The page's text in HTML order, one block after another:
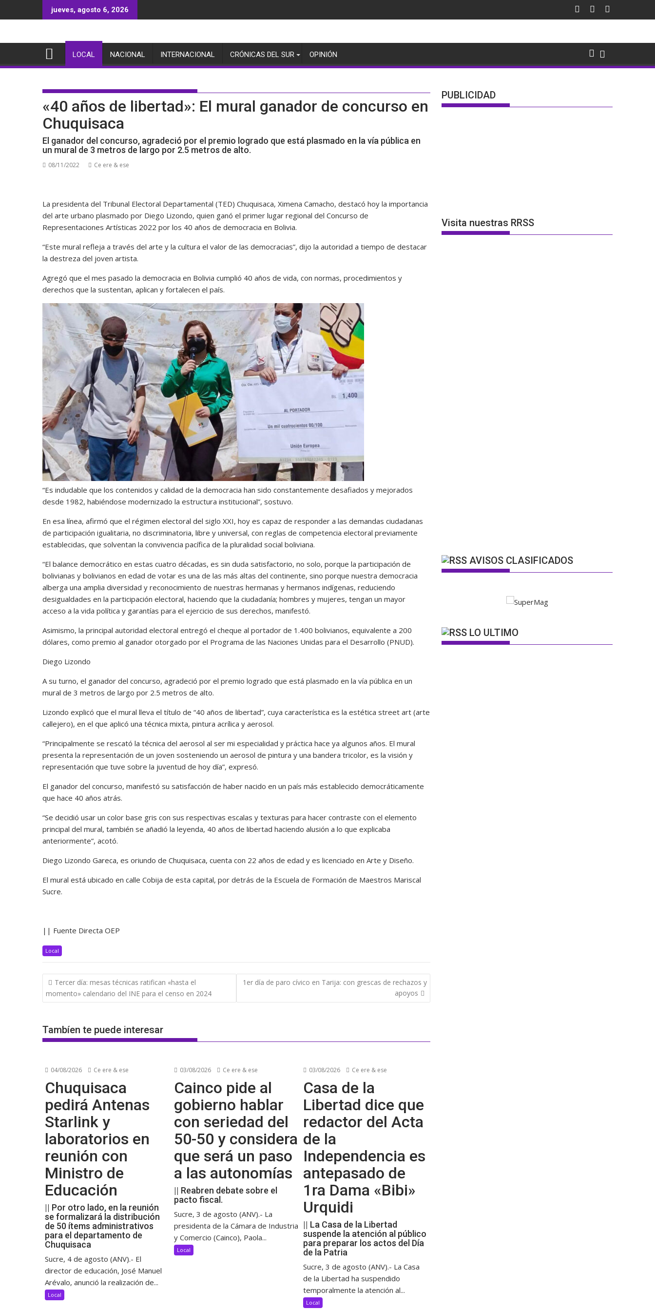
al
jueves, agosto 6, 2026
LOCAL NACIONAL INTERNACIONAL CRÓNICAS DEL SUR OPINIÓN
«40 años de libertad»: El mural ganador de concurso en
Chuquisaca
El ganador del concurso, agradeció por el premio logrado que está plasmado en la vía pública en
un mural de 3 metros de largo por 2.5 metros de alto.
08/11/2022 Ce ere & ese
La presidenta del Tribunal Electoral Departamental (TED) Chuquisaca, Ximena Camacho, destacó hoy la importancia
del arte urbano plasmado por Diego Lizondo, quien ganó el primer lugar regional del Concurso de
Representaciones Artísticas 2022 por los 40 años de democracia en Bolivia.
“Este mural refleja a través del arte y la cultura el valor de las democracias”, dijo la autoridad a tiempo de destacar
la destreza del joven artista.
Agregó que el mes pasado la democracia en Bolivia cumplió 40 años de vida, con normas, procedimientos y
derechos que la sustentan, aplican y fortalecen el país.
“Es indudable que los contenidos y calidad de la democracia han sido constantemente desafiados y mejorados
desde 1982, habiéndose modernizado la estructura institucional”, sostuvo.
En esa línea, afirmó que el régimen electoral del siglo XXI, hoy es capaz de responder a las demandas ciudadanas
de participación igualitaria, no discriminatoria, libre y universal, con reglas de competencia electoral previamente
establecidas, que solventan la convivencia pacífica de la pluralidad social boliviana.
“El balance democrático en estas cuatro décadas, es sin duda satisfactorio, no solo, porque la participación de
bolivianas y bolivianos en edad de votar es una de las más altas del continente, sino porque nuestra democracia
alberga una amplia diversidad y reconocimiento de nuestras hermanas y hermanos indígenas, reduciendo
desigualdades en la participación electoral, haciendo que la ciudadanía; hombres y mujeres, tengan un mayor
acceso a la vida política y garantías para el ejercicio de sus derechos, manifestó.
Asimismo, la principal autoridad electoral entregó el cheque al portador de 1.400 bolivianos, equivalente a 200
dólares, como premio al ganador otorgado por el Programa de las Naciones Unidas para el Desarrollo (PNUD).
Diego Lizondo
A su turno, el ganador del concurso, agradeció por el premio logrado que está plasmado en la vía pública en un
mural de 3 metros de largo por 2.5 metros de alto.
Lizondo explicó que el mural lleva el título de “40 años de libertad”, cuya característica es la estética street art (arte
callejero), en el que aplicó una técnica mixta, pintura acrílica y aerosol.
“Principalmente se rescató la técnica del aerosol al ser mi especialidad y práctica hace ya algunos años. El mural
presenta la representación de un joven sosteniendo un aerosol de pintura y una bandera tricolor, es la visión y
representación que tuve sobre la juventud de hoy día”, expresó.
El ganador del concurso, manifestó su satisfacción de haber nacido en un país más establecido democráticamente
que hace 40 años atrás.
“Se decidió usar un color base gris con sus respectivas escalas y texturas para hacer contraste con el elemento
principal del mural, también se añadió la leyenda, 40 años de libertad haciendo alusión a lo que explicaba
anteriormente”, acotó.
Diego Lizondo Gareca, es oriundo de Chuquisaca, cuenta con 22 años de edad y es licenciado en Arte y Diseño.
El mural está ubicado en calle Cobija de esta capital, por detrás de la Escuela de Formación de Maestros Mariscal
Sucre.
|| Fuente Directa OEP
Local
Navegación
de
entradas
Tercer día: mesas técnicas ratifican «hasta el
momento» calendario del INE para el censo en 2024
1er día de paro cívico en Tarija: con grescas de rechazos y
apoyos
Tambíen te puede interesar
04/08/2026 Ce ere & ese
Chuquisaca
pedirá Antenas
Starlink y
laboratorios en
reunión con
Ministro de
Educación
|| Por otro lado, en la reunión
se formalizará la distribución
de 50 ítems administrativos
para el departamento de
Chuquisaca
Sucre, 4 de agosto (ANV).- El
director de educación, José Manuel
Arévalo, anunció la realización de...
Local
03/08/2026 Ce ere & ese
Cainco pide al
gobierno hablar
con seriedad del
50-50 y considera
que será un paso
a las autonomías
|| Reabren debate sobre el
pacto fiscal.
Sucre, 3 de agosto (ANV).- La
presidenta de la Cámara de Industria
y Comercio (Cainco), Paola...
Local
03/08/2026 Ce ere & ese
Casa de la
Libertad dice que
redactor del Acta
de la
Independencia es
antepasado de
1ra Dama «Bibi»
Urquidi
|| La Casa de la Libertad
suspende la atención al público
para preparar los actos del Día
de la Patria
Sucre, 3 de agosto (ANV).- La Casa
de la Libertad ha suspendido
temporalmente la atención al...
Local
PUBLICIDAD
Visita nuestras RRSS
AVISOS CLASIFICADOS
LO ULTIMO